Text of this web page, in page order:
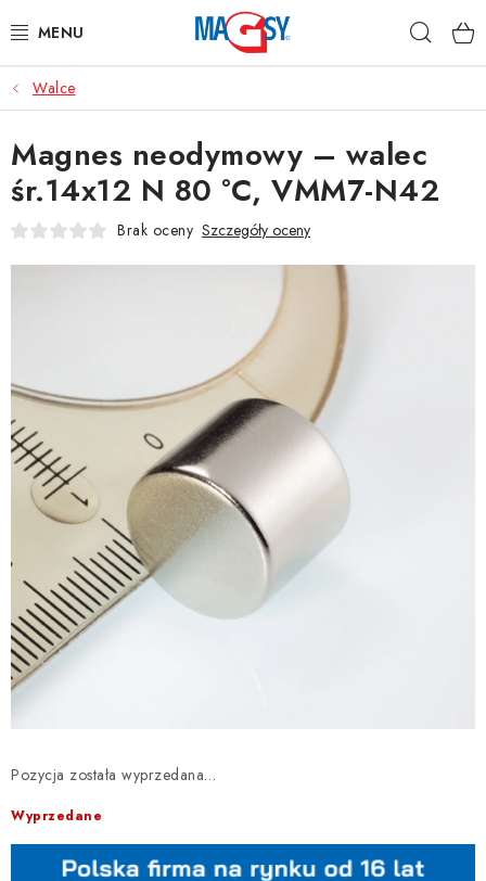
do
GŁÓWNE KATEGORIE
MAGNETYCZNE POMOCE
MAGNESY PRZEMYSŁOWE
INNE MAGNESY
O nas Regulamin e-sklepu
Ochrona danych osobowych
Kontakty Odstąpienie od umowy
Walce
Pozycja została wyprzedana…
Wyprzedane
Magnes neodymowy – walec
śr.14x12 N 80 °C, VMM7-N42
Brak oceny Szczegóły oceny